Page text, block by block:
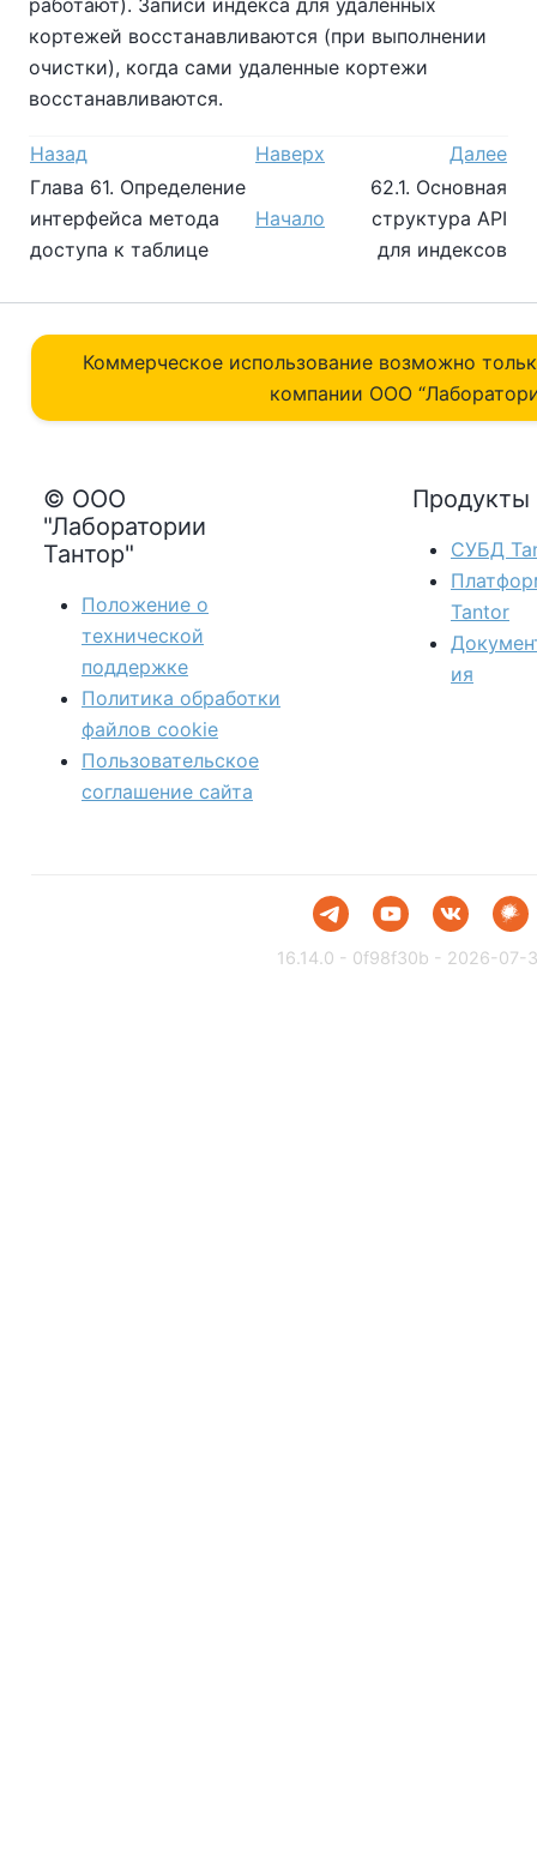
кортежей восстанавливаются (при выполнении
очистки), когда сами удаленные кортежи
восстанавливаются.
Назад Наверх
Далее
Глава 61. Определение
интерфейса метода
доступа к таблице
Начало
62.1. Основная
структура API
для индексов
Коммерческое использование возможно
компании ОOO
© ООО
"Лаборатории
Тантор"
Положение о
технической
поддержке
Политика обработки
файлов сookie
Пользовательское
соглашение сайта
Продукты
СУБД
Tantor
ия
16.14.0 - 0f98f30b - 2026-07-